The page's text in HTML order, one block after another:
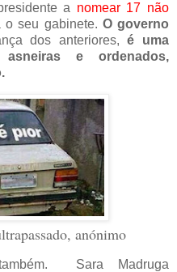
a nomear 17 não
o seu gabinete. O governo
dos anteriores,é uma
e ordenados,
anónimo
Sara Madruga